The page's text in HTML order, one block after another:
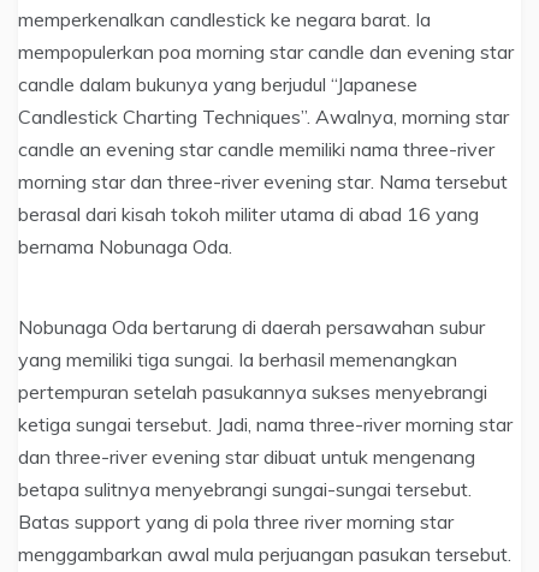
memperkenalkan candlestick ke negara barat. Ia
mempopulerkan poa morning star candle dan evening star
candle dalam bukunya yang berjudul “Japanese
Candlestick Charting Techniques”. Awalnya, morning star
candle an evening star candle memiliki nama three-river
morning star dan three-river evening star. Nama tersebut
berasal dari kisah tokoh militer utama di abad 16 yang
bernama Nobunaga Oda.
Nobunaga Oda bertarung di daerah persawahan subur
yang memiliki tiga sungai. Ia berhasil memenangkan
pertempuran setelah pasukannya sukses menyebrangi
ketiga sungai tersebut. Jadi, nama three-river morning star
dan three-river evening star dibuat untuk mengenang
betapa sulitnya menyebrangi sungai-sungai tersebut.
Batas support yang di pola three river morning star
menggambarkan awal mula perjuangan pasukan tersebut.